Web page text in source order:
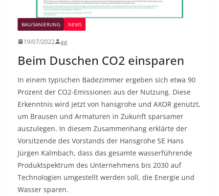
BAU/SANIERUNG NEWS
19/07/2022 gg
Beim Duschen CO2 einsparen
In einem typischen Badezimmer ergeben sich etwa 90
Prozent der CO2-Emissionen aus der Nutzung. Diese
Erkenntnis wird jetzt von hansgrohe und AXOR genutzt,
um Brausen und Armaturen in Zukunft sparsamer
auszulegen. In diesem Zusammenhang erklärte der
Vorsitzende des Vorstands der Hansgrohe SE Hans
Jürgen Kalmbach, dass das gesamte wasserführende
Produktspektrum des Unternehmens bis 2030 auf
Technologien umgestellt werden soll, die Energie und
Wasser sparen.